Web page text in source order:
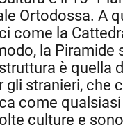
Ortodossa. A
come la
la
è quella
stranieri, che
come
culture e